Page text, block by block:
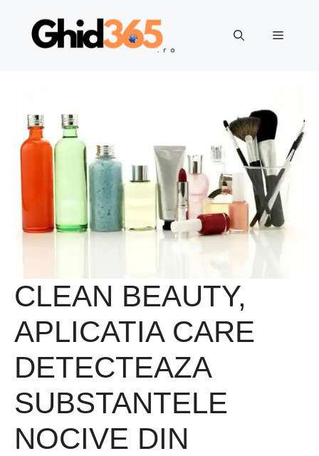
conținut
Meniu
CLEAN BEAUTY,
APLICATIA CARE
DETECTEAZA
SUBSTANTELE
NOCIVE DIN